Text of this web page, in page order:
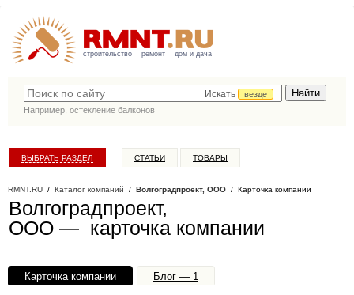
строительство ремонт дом и дача
Искать
везде
Например, остекление балконов
ВЫБРАТЬ РАЗДЕЛ СТАТЬИ ТОВАРЫ
RMNT.RU / Каталог компаний / Волгоградпроект, ООО / Карточка компании
Волгоградпроект,
ООО — карточка компании
Карточка компании
Блог — 1